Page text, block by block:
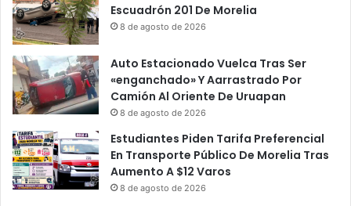
Escuadrón 201 De Morelia
8 de agosto de 2026
Auto Estacionado Vuelca Tras Ser
«enganchado» Y Aarrastrado Por
Camión Al Oriente De Uruapan
8 de agosto de 2026
Estudiantes Piden Tarifa Preferencial
En Transporte Público De Morelia Tras
Aumento A $12 Varos
8 de agosto de 2026